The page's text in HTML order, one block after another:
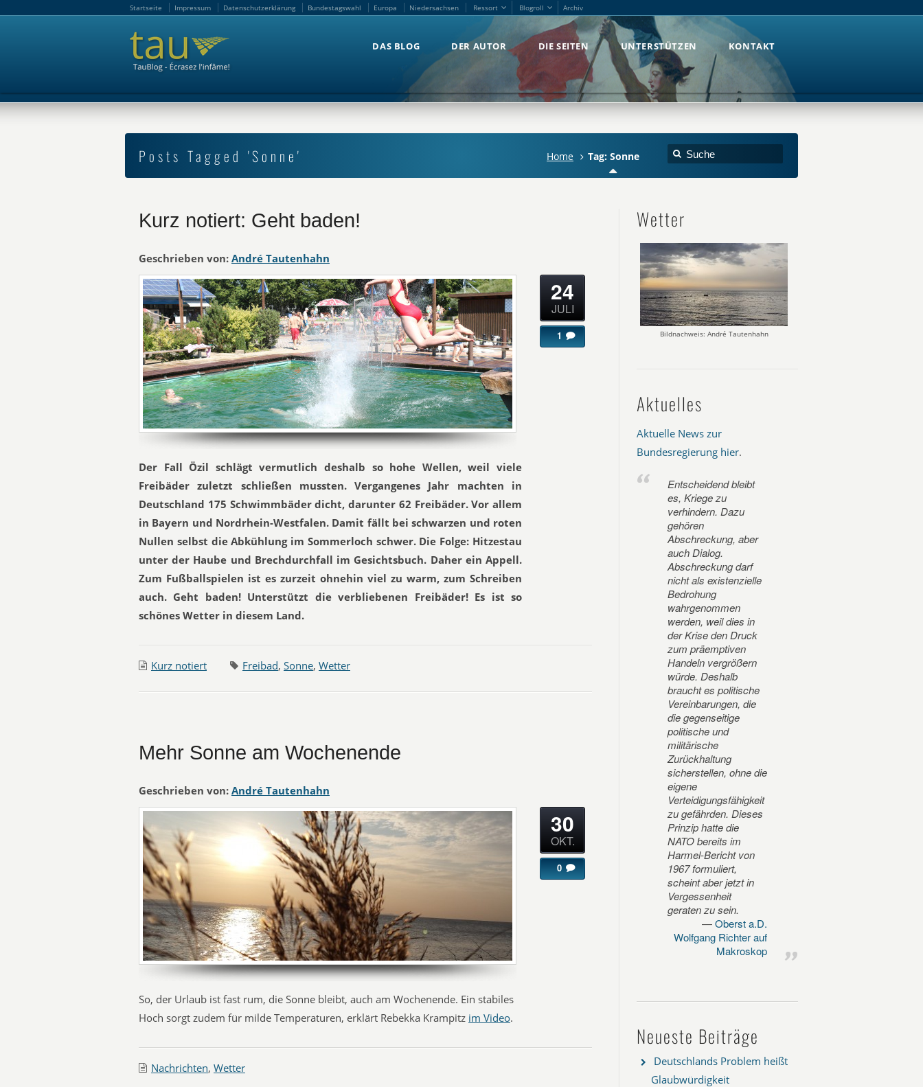
Startseite Impressum Datenschutzerklärung Bundestagswahl Europa Niedersachsen Ressort Blogroll Archiv
DAS BLOG DER AUTOR DIE SEITEN UNTERSTÜTZEN KONTAKT
Posts Tagged 'Sonne' Home Tag: Sonne
Kurz notiert: Geht baden!
Geschrieben von: André Tautenhahn
Der Fall Özil schlägt vermutlich deshalb so hohe Wellen, weil viele
Freibäder zuletzt schließen mussten. Vergangenes Jahr machten in
Deutschland 175 Schwimmbäder dicht, darunter 62 Freibäder. Vor allem
in Bayern und Nordrhein-Westfalen. Damit fällt bei schwarzen und roten
Nullen selbst die Abkühlung im Sommerloch schwer. Die Folge: Hitzestau
unter der Haube und Brechdurchfall im Gesichtsbuch. Daher ein Appell.
Zum Fußballspielen ist es zurzeit ohnehin viel zu warm, zum Schreiben
auch. Geht baden! Unterstützt die verbliebenen Freibäder! Es ist so
schönes Wetter in diesem Land.
24
JULI
1
Kurz notiert Freibad, Sonne, Wetter
Mehr Sonne am Wochenende
Geschrieben von: André Tautenhahn
So, der Urlaub ist fast rum, die Sonne bleibt, auch am Wochenende. Ein stabiles
Hoch sorgt zudem für milde Temperaturen, erklärt Rebekka Krampitz im Video.
30
OKT.
0
Nachrichten, Wetter
Wetter
Bildnachweis: André Tautenhahn
Aktuelles
Aktuelle News zur
Bundesregierung hier.
Entscheidend bleibt
es, Kriege zu
verhindern. Dazu
gehören
Abschreckung, aber
auch Dialog.
Abschreckung darf
nicht als existenzielle
Bedrohung
wahrgenommen
werden, weil dies in
der Krise den Druck
zum präemptiven
Handeln vergrößern
würde. Deshalb
braucht es politische
Vereinbarungen, die
die gegenseitige
politische und
militärische
Zurückhaltung
sicherstellen, ohne die
eigene
Verteidigungsfähigkeit
zu gefährden. Dieses
Prinzip hatte die
NATO bereits im
Harmel-Bericht von
1967 formuliert,
scheint aber jetzt in
Vergessenheit
geraten zu sein.
Oberst a.D.
Wolfgang Richter auf
Makroskop
Neueste Beiträge
Deutschlands Problem heißt
Glaubwürdigkeit
Startseite Impressum Datenschutzerklärung Bundestagswahl Europa Niedersachsen Ressort Blogroll Archiv
DAS BLOG DER AUTOR DIE SEITEN UNTERSTÜTZEN KONTAKT